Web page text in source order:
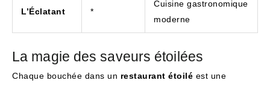
L’Éclatant *
Cuisine gastronomique
moderne
La magie des saveurs étoilées
Chaque bouchée dans un restaurant étoilé est une